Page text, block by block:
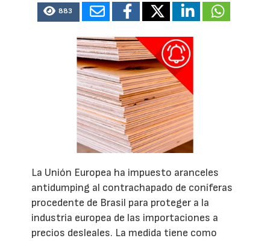
883
La Unión Europea ha impuesto aranceles
antidumping al contrachapado de coníferas
procedente de Brasil para proteger a la
industria europea de las importaciones a
precios desleales. La medida tiene como